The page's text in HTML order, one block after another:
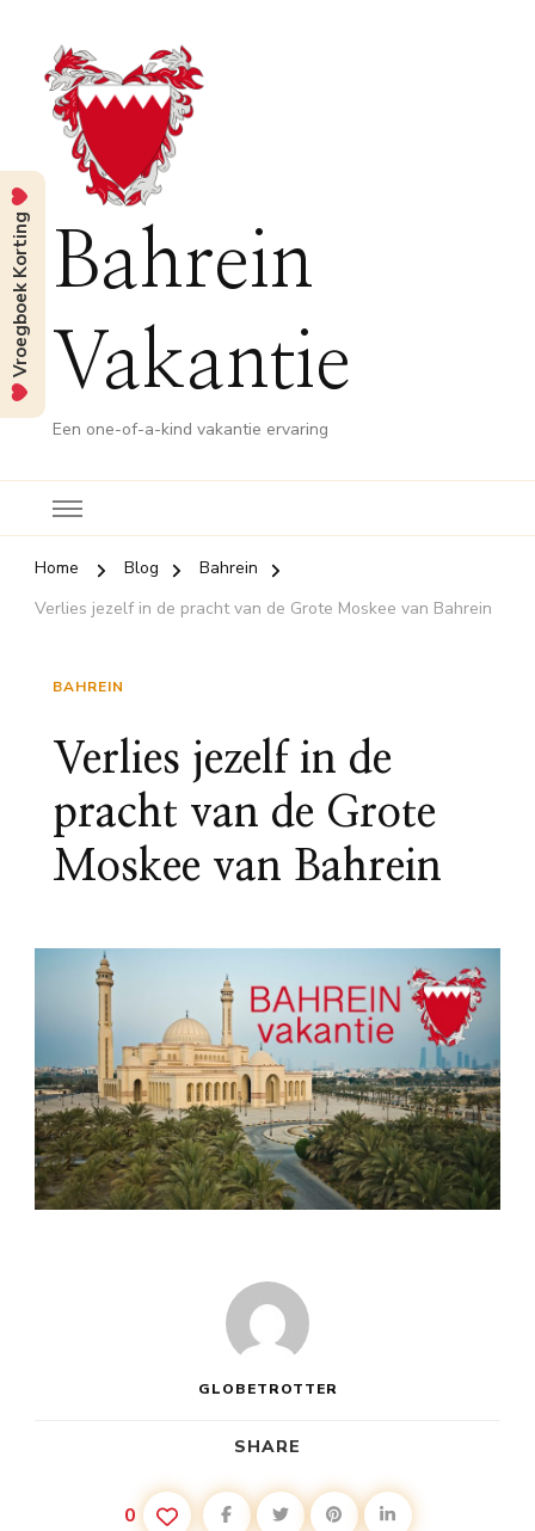
Bahrein
Vakantie
Een one-of-a-kind vakantie ervaring
Home Blog
Bahrein
Verlies jezelf in de pracht van de Grote Moskee van Bahrein
BAHREIN
Verlies jezelf in de
pracht van de Grote
Moskee van Bahrein
GLOBETROTTER
SHARE
0
Vroegboek Korting